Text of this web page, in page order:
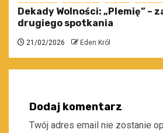
Dekady Wolności: „Plemię” –
drugiego spotkania
21/02/2026 Eden Król
Dodaj komentarz
Twój adres email nie zostanie